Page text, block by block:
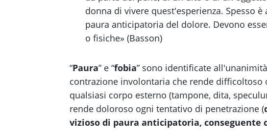
donna di vivere quest'esperienza. Spesso
paura anticipatoria del dolore. Devono
o fisiche» (Basson)
“Paura” e “fobia” sono identificate
contrazione involontaria che rende
qualsiasi corpo esterno (tampone, dita,
rende doloroso ogni tentativo di penetrazione (
vizioso di paura anticipatoria, conseguente